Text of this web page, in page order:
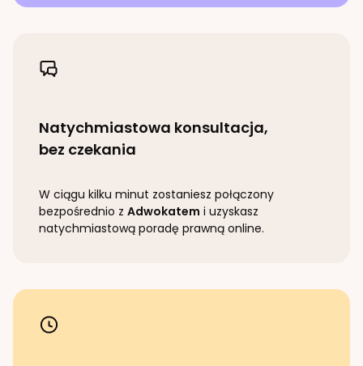
Natychmiastowa konsultacja,
bez czekania
W ciągu kilku minut zostaniesz połączony
bezpośrednio z Adwokatem i uzyskasz
natychmiastową poradę prawną online.